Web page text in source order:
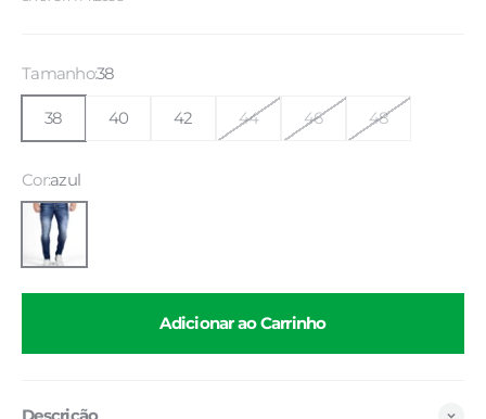
Tamanho:38
38 40 42 44 46 48
Cor:azul
azul
Adicionar ao Carrinho